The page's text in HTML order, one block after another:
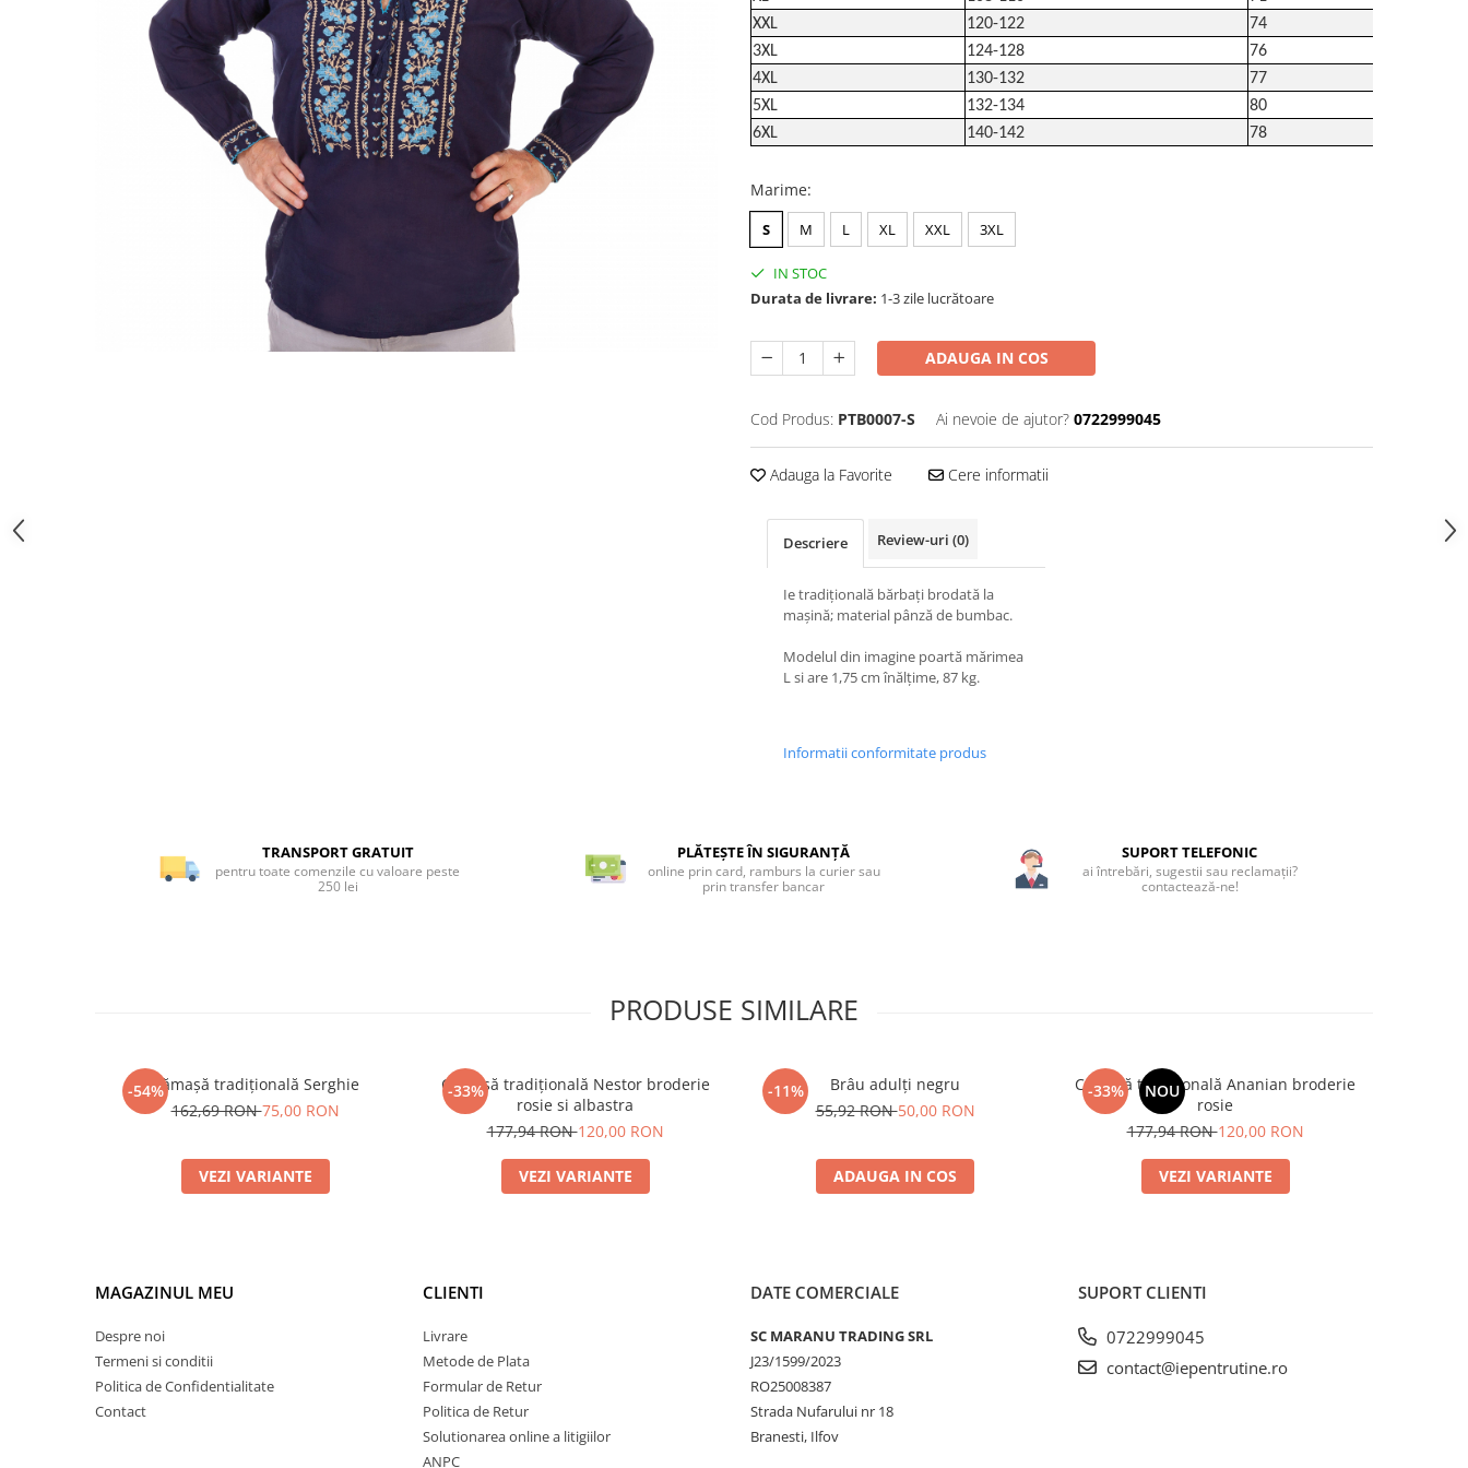
XXL
120-122
74
3XL
124-128
76
4XL
130-132
77
5XL
132-134
80
6XL
140-142 78
Marime:
S M L XL XXL 3XL
IN STOC
Durata de livrare: 1-3 zile lucrătoare
ADAUGA IN COS
Cod Produs: PTB0007-S Ai nevoie de ajutor? 0722999045
Adauga la Favorite Cere informatii
Descriere Review-uri (0)
Ie tradiţională bărbați brodată la
maşină; material pânză de bumbac.
Modelul din imagine poartă mărimea
L si are 1,75 cm înălțime, 87 kg.
Informatii conformitate produs
TRANSPORT GRATUIT
pentru toate comenzile cu valoare peste
250 lei
PLĂTEȘTE ÎN SIGURANȚĂ
online prin card, ramburs la curier sau
prin transfer bancar
SUPORT TELEFONIC
ai întrebări, sugestii sau reclamații?
contactează-ne!
PRODUSE SIMILARE
-54%Cămașă tradițională Serghie
162,69 RON75,00 RON
VEZI VARIANTE
-33%
Cămașă tradițională Nestor broderie
rosie si albastra
177,94 RON120,00 RON
VEZI VARIANTE
-11%
Brâu adulți negru
55,92 RON50,00 RON
ADAUGA IN COS
-33% NOU
Cămașă tradițională Ananian broderie
rosie
177,94 RON120,00 RON
VEZI VARIANTE
MAGAZINUL MEU
Despre noi
Termeni si conditii
Politica de Confidentialitate
Contact
CLIENTI
Livrare
Metode de Plata
Formular de Retur
Politica de Retur
Solutionarea online a litigiilor
ANPC
DATE COMERCIALE
SC MARANU TRADING SRL
J23/1599/2023
RO25008387
Strada Nufarului nr 18
Branesti, Ilfov
SUPORT CLIENTI
0722999045
contact@iepentrutine.ro